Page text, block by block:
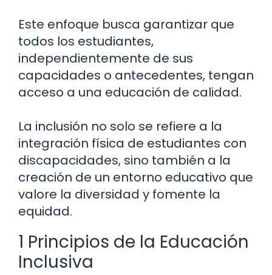
Este enfoque busca garantizar que
todos los estudiantes,
independientemente de sus
capacidades o antecedentes, tengan
acceso a una educación de calidad.
La inclusión no solo se refiere a la
integración física de estudiantes con
discapacidades, sino también a la
creación de un entorno educativo que
valore la diversidad y fomente la
equidad.
1 Principios de la Educación
Inclusiva